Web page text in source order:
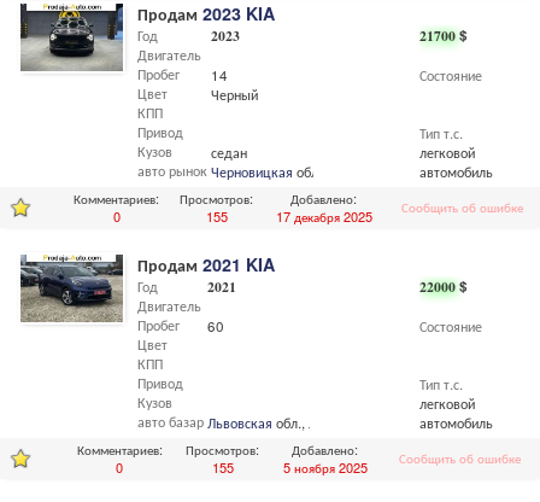
Продам 2023 KIA
21700$
Состояние
Тип т.с.
легковой
автомобиль
Год
Двигатель
Пробег
Цвет
КПП
Привод
Кузов
авто рынок
2023
14
Черный
седан
Черновицкая обл.,
Комментариев:
0
Просмотров:
155
Добавлено:
17 декабря 2025
Сообщить об ошибке
Продам 2021 KIA
22000$
Состояние
Тип т.с.
легковой
автомобиль
Год
Двигатель
Пробег
Цвет
КПП
Привод
Кузов
авто базар
2021
60
Львовская обл.,Львов
Комментариев:
0
Просмотров:
155
Добавлено:
5 ноября 2025
Сообщить об ошибке